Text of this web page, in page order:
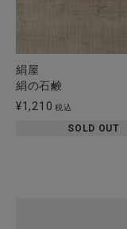
絹屋
絹の石鹸
¥1,210 税込
SOLD OUT